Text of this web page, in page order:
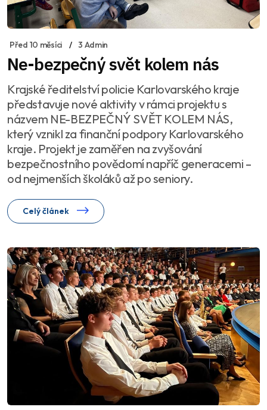
Před 10 měsíci 3 Admin
Ne-bezpečný svět kolem nás
Krajské ředitelství policie Karlovarského kraje
představuje nové aktivity v rámci projektu s
názvem NE-BEZPEČNÝ SVĚT KOLEM NÁS,
který vznikl za finanční podpory Karlovarského
kraje. Projekt je zaměřen na zvyšování
bezpečnostního povědomí napříč generacemi –
od nejmenších školáků až po seniory.
Celý článek